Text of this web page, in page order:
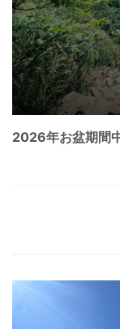
2026年お盆期間